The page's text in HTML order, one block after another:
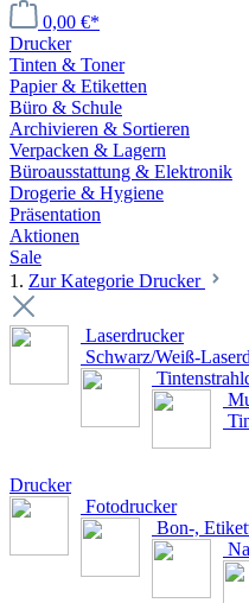
0,00 €*
Drucker
Tinten & Toner
Papier & Etiketten
Büro & Schule
Archivieren & Sortieren
Verpacken & Lagern
Büroausstattung & Elektronik
Drogerie & Hygiene
Präsentation
Aktionen
Sale
1. Zur Kategorie Drucker
Laserdrucker
Schwarz/Weiß-
Drucker
Fotodrucker
Bon-,